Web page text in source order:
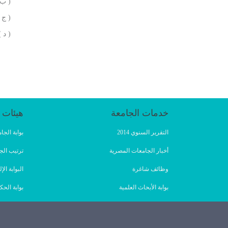
( ج
( د
خدمات الجامعة
التقرير السنوي 2014
أخبار الجامعات المصرية
وظائف شاغرة
بوابة الأبحاث العلمية
بوابة
ترتيب
البوابة
بوابة